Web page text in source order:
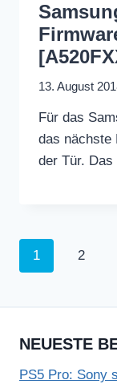
13. August
Für das
das nächste
der Tür.
1 2
NEUESTE
PS5 Pro: Sony